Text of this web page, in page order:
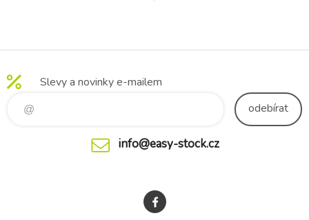
připravena během
přípravě láhve o objemu 150
záleží na množství a
Slevy a novinky e-mailem
odebírat
info@easy-stock.cz